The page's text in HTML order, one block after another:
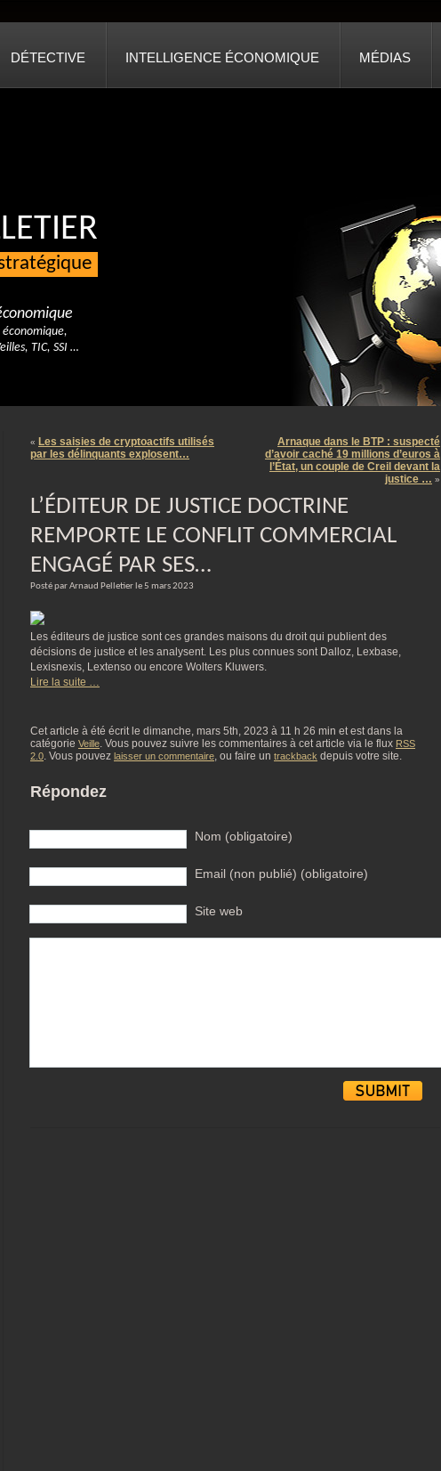
DÉTECTIVE INTELLIGENCE ÉCONOMIQUE MÉDIAS
TIC, SSI …
« Les saisies de cryptoactifs utilisés
par les délinquants explosent…
Arnaque dans le BTP : suspecté
d’avoir caché 19 millions d’euros à
l’État, un couple de Creil devant la
justice … »
L’ÉDITEUR DE JUSTICE DOCTRINE
REMPORTE LE CONFLIT COMMERCIAL
ENGAGÉ PAR SES…
Posté par Arnaud Pelletier le 5 mars 2023
Les éditeurs de justice sont ces grandes maisons du droit qui publient des
décisions de justice et les analysent. Les plus connues sont Dalloz, Lexbase,
Lexisnexis, Lextenso ou encore Wolters Kluwers.
Lire la suite …
Cet article à été écrit le dimanche, mars 5th, 2023 à 11 h 26 min et est dans la
catégorie Veille. Vous pouvez suivre les commentaires à cet article via le flux RSS
2.0. Vous pouvez laisser un commentaire, ou faire un trackback depuis votre site.
Répondez
Nom (obligatoire)
Email (non publié) (obligatoire)
Site web